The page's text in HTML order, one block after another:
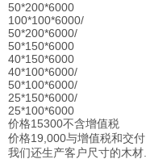
50*200*6000
100*100*6000/
50*200*6000/
50*150*6000
40*150*6000
40*100*6000/
50*100*6000/
25*150*6000/
25*100*6000
价格15300不含增值税
价格19,000与增值税和交付
我们还生产客户尺寸的木材.